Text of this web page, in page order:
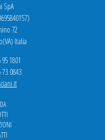
SpA
72
Italia
1801
73 0843